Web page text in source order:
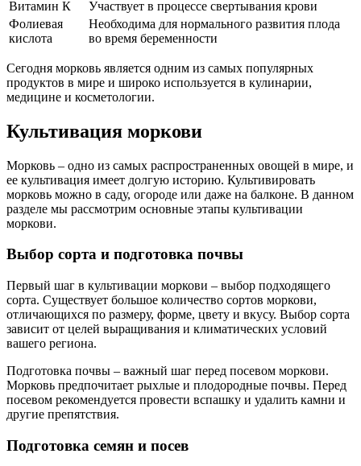
Витамин К
Участвует в процессе свертывания крови
Фолиевая
кислота
Необходима для нормального развития плода
во время беременности
Сегодня морковь является одним из самых популярных
продуктов в мире и широко используется в кулинарии,
медицине и косметологии.
Культивация моркови
Морковь – одно из самых распространенных овощей в мире, и
ее культивация имеет долгую историю. Культивировать
морковь можно в саду, огороде или даже на балконе. В данном
разделе мы рассмотрим основные этапы культивации
моркови.
Выбор сорта и подготовка почвы
Первый шаг в культивации моркови – выбор подходящего
сорта. Существует большое количество сортов моркови,
отличающихся по размеру, форме, цвету и вкусу. Выбор сорта
зависит от целей выращивания и климатических условий
вашего региона.
Подготовка почвы – важный шаг перед посевом моркови.
Морковь предпочитает рыхлые и плодородные почвы. Перед
посевом рекомендуется провести вспашку и удалить камни и
другие препятствия.
Подготовка семян и посев